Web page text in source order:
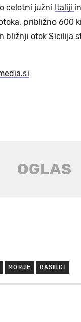
celotni južni Italiji
približno 600
bližnji otok Sicilija
MORJE GASILCI